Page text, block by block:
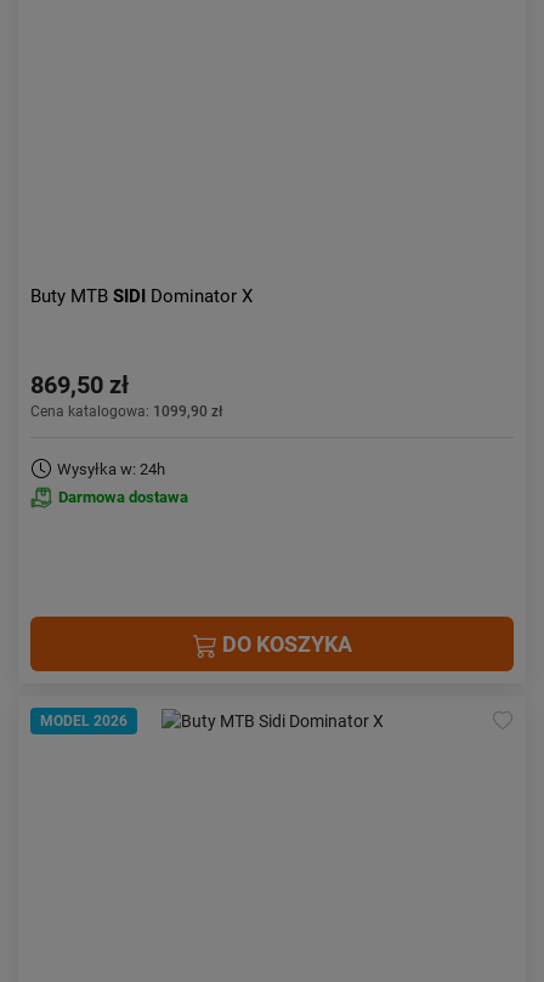
Buty MTB SIDI Dominator X
869,50 zł
Cena katalogowa: 1099,90 zł
Wysyłka w: 24h
Darmowa dostawa
DO KOSZYKA
MODEL 2026